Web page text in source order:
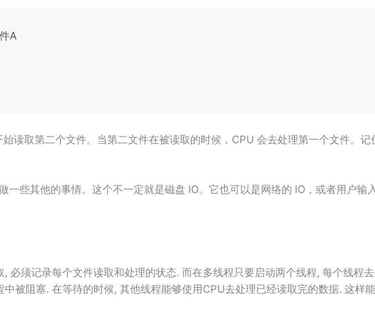
A
读取第二个文件。当第二文件在被读取的时候，CPU 会去处理第一个文件。
一些其他的事情。这个不一定就是磁盘 IO。它也可以是网络的 IO，或者用户输
必须记录每个文件读取和处理的状态. 而在多线程只要启动两个线程, 每个线程
被阻塞. 在等待的时候, 其他线程能够使用CPU去处理已经读取完的数据. 这样